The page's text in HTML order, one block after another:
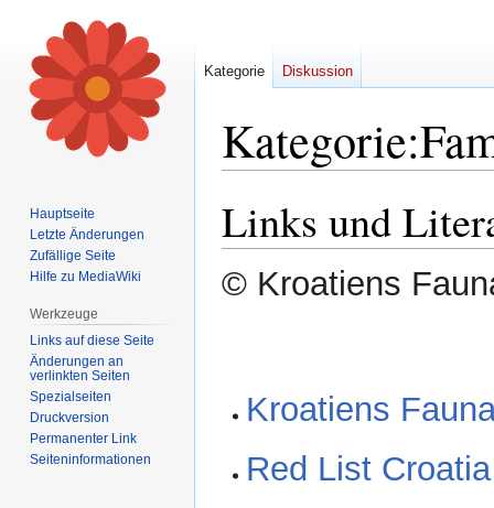
Kategorie:
Navigation
springen
Suche
springen
Links und
© Kroatiens
Kroatiens
Red List Croatia
Kategorie Diskussion
Hauptseite
Letzte Änderungen
Zufällige Seite
Hilfe zu MediaWiki
Werkzeuge
Links auf diese Seite
Änderungen an
verlinkten Seiten
Spezialseiten
Druckversion
Permanenter Link
Seiten­informationen